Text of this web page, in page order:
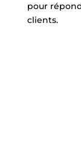
pour
clients.